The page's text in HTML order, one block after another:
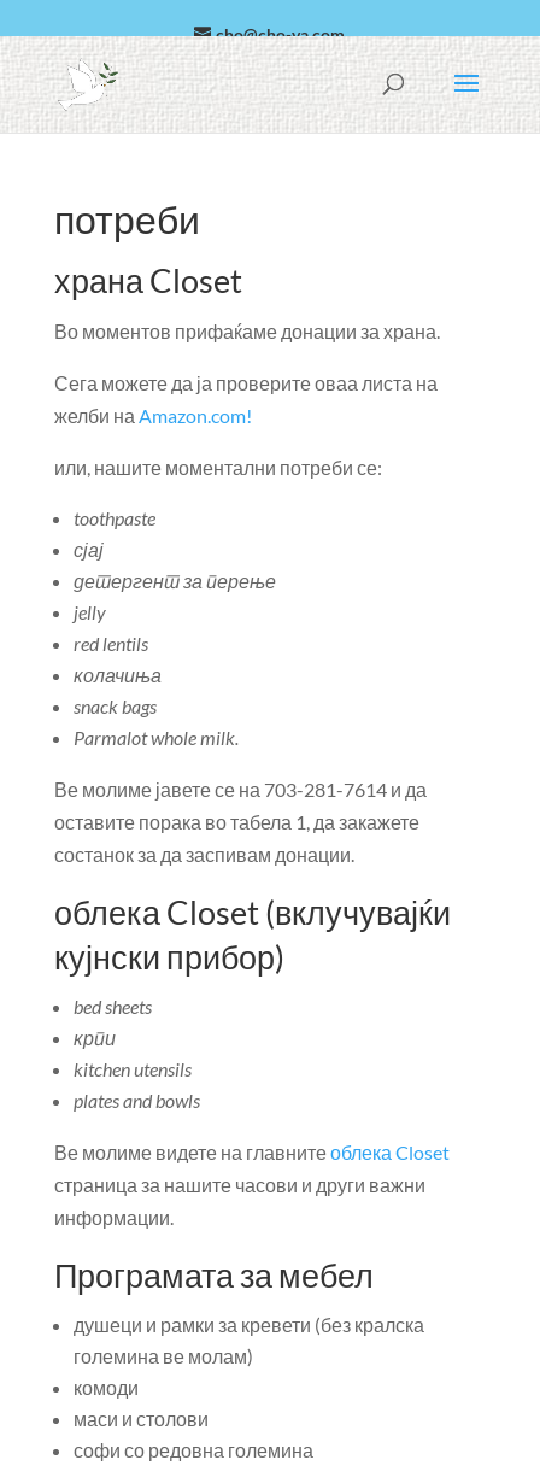
cho@cho-va.com
арапски јазик
Español
потреби
храна Closet
Во моментов прифаќаме донации за храна.
Сега можете да ја проверите оваа листа на
желби на Amazon.com!
или, нашите моментални потреби се:
toothpaste
сјај
детергент за перење
jelly
red lentils
колачиња
snack bags
Parmalot whole milk.
Ве молиме јавете се на 703-281-7614 и да
оставите порака во табела 1, да закажете
состанок за да заспивам донации.
облека Closet (вклучувајќи
кујнски прибор)
bed sheets
крпи
kitchen utensils
plates and bowls
Ве молиме видете на главнитеоблека Closet
страница за нашите часови и други важни
информации.
Програмата за мебел
душеци и рамки за кревети (без кралска
големина ве молам)
комоди
маси и столови
софи со редовна големина